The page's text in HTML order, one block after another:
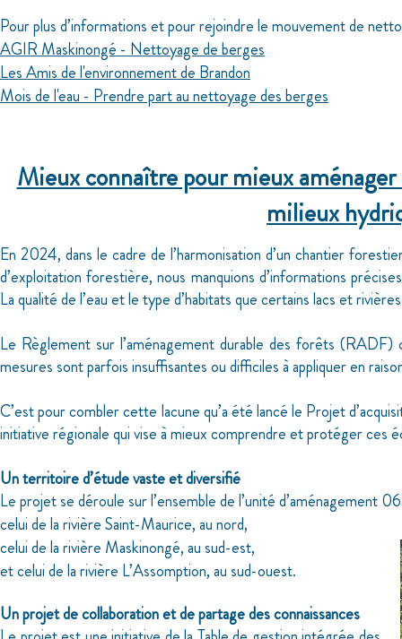
Pour plus d’informations et pour rejoindre le mouvement de
AGIR Maskinongé - Nettoyage de berges
­Les Amis de l'environnement de Brandon
­Mois de l'eau - Prendre part au nettoyage des berges
Mieux connaître pour mieux
milieux
En 2024, dans le cadre de l’harmonisation d’un chantier
d’exploitation forestière, nous manquions d’informations
La qualité de l’eau et le type d’habitats que certains lacs et
Le Règlement sur l’aménagement durable des forêts
mesures sont parfois insuffisantes ou difficiles à appliquer en
C’est pour combler cette lacune qu’a été lancé le Projet
initiative régionale qui vise à mieux comprendre et protéger ces
Un territoire d’étude vaste et diversifié
Le projet se déroule sur l’ensemble de l’unité d’aménagement
­celui de la rivière Saint-Maurice, au nord,
­celui de la rivière Maskinongé, au sud-est,
­et celui de la rivière L’Assomption, au sud-ouest.
Un projet de collaboration et de partage des connaissances